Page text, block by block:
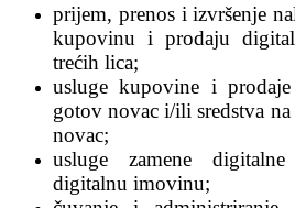
prijem, prenos i izvršenje
kupovinu i prodaju
trećih lica;
usluge kupovine i
gotov novac i/ili sredstva
novac;
usluge zamene
digitalnu imovinu;